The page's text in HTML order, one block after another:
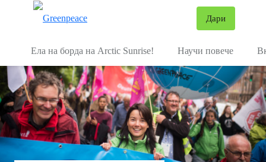
Дари
Ела на борда на Arctic Sunrise! Научи повече